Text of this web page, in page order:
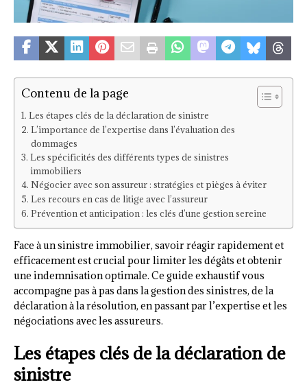
Contenu de la page
Les étapes clés de la déclaration de sinistre
L’importance de l’expertise dans l’évaluation des
dommages
Les spécificités des différents types de sinistres
immobiliers
Négocier avec son assureur : stratégies et pièges à éviter
Les recours en cas de litige avec l’assureur
Prévention et anticipation : les clés d’une gestion sereine
Face à un sinistre immobilier, savoir réagir rapidement et
efficacement est crucial pour limiter les dégâts et obtenir
une indemnisation optimale. Ce guide exhaustif vous
accompagne pas à pas dans la gestion des sinistres, de la
déclaration à la résolution, en passant par l’expertise et les
négociations avec les assureurs.
Les étapes clés de la déclaration de
sinistre